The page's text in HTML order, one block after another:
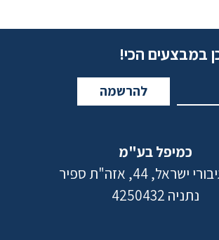
במבצעים הכי!
להרשמה
כמיפל בע"מ
ישראל, 44, אזה"ת ספיר
נתניה 4250432